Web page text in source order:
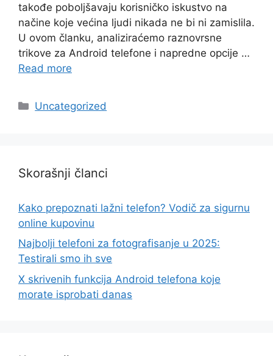
takođe poboljšavaju korisničko iskustvo na
načine koje većina ljudi nikada ne bi ni zamislila.
U ovom članku, analiziraćemo raznovrsne
trikove za Android telefone i napredne opcije …
Read more
Categories
Uncategorized
Skorašnji članci
Kako prepoznati lažni telefon? Vodič za sigurnu
online kupovinu
Najbolji telefoni za fotografisanje u 2025:
Testirali smo ih sve
X skrivenih funkcija Android telefona koje
morate isprobati danas